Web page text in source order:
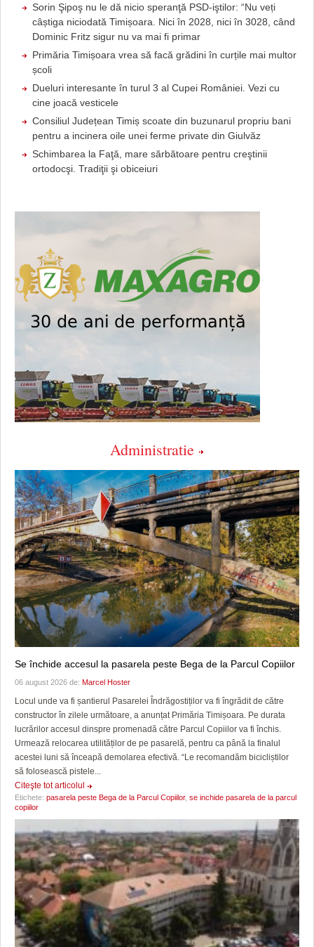
Sorin Şipoş nu le dă nicio speranţă PSD-iştilor: “Nu veți
câștiga niciodată Timișoara. Nici în 2028, nici în 3028, când
Dominic Fritz sigur nu va mai fi primar
Primăria Timișoara vrea să facă grădini în curțile mai multor
școli
Dueluri interesante în turul 3 al Cupei României. Vezi cu
cine joacă vesticele
Consiliul Județean Timiș scoate din buzunarul propriu bani
pentru a incinera oile unei ferme private din Giulvăz
Schimbarea la Faţă, mare sărbătoare pentru creştinii
ortodocşi. Tradiţii şi obiceiuri
Administratie
Se închide accesul la pasarela peste Bega de la Parcul Copiilor
06 august 2026 de: Marcel Hoster
Locul unde va fi șantierul Pasarelei Îndrăgostiților va fi îngrădit de către
constructor în zilele următoare, a anunțat Primăria Timișoara. Pe durata
lucrărilor accesul dinspre promenadă către Parcul Copiilor va fi închis.
Urmează relocarea utilităților de pe pasarelă, pentru ca până la finalul
acestei luni să înceapă demolarea efectivă. “Le recomandăm bicicliștilor
să folosească pistele...
Citeşte tot articolul
Etichete: pasarela peste Bega de la Parcul Copiilor, se inchide pasarela de la parcul
copiilor